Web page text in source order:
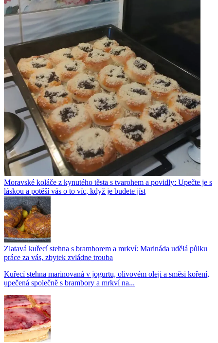
Moravské koláče z kynutého těsta s tvarohem a povidly: Upečte je s
láskou a potěší vás o to víc, když je budete jíst
Zlatavá kuřecí stehna s bramborem a mrkví: Marináda udělá půlku
práce za vás, zbytek zvládne trouba
Kuřecí stehna marinovaná v jogurtu, olivovém oleji a směsi koření,
upečená společně s brambory a mrkví na...